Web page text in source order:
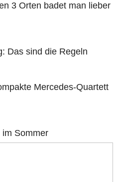
3 Orten badet man lieber
Das sind die Regeln
Mercedes-Quartett
im Sommer